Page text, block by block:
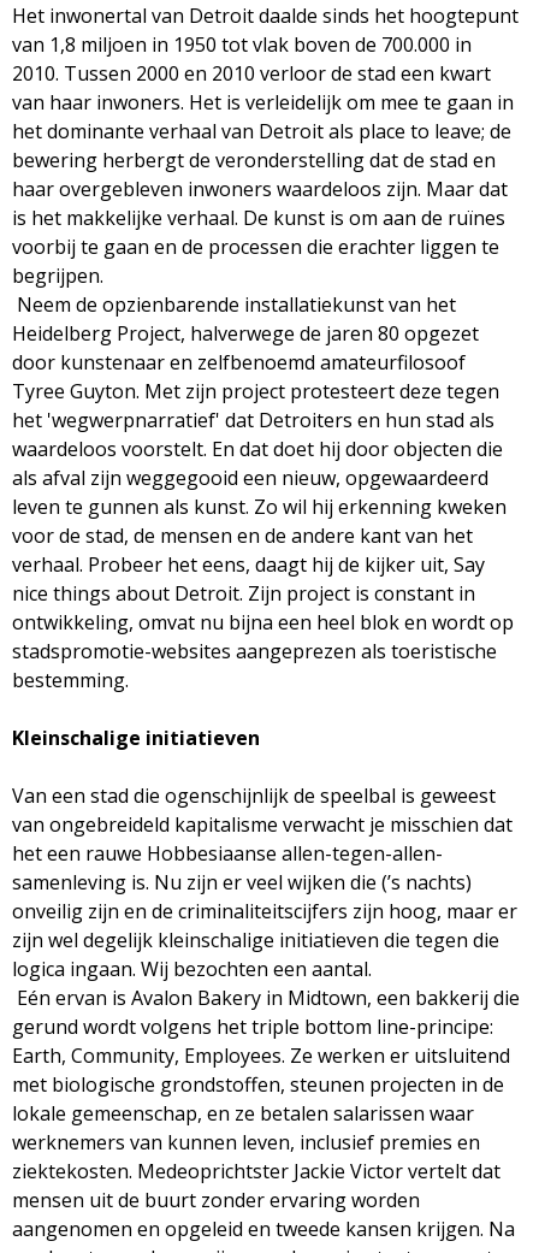
Het inwonertal van Detroit daalde sinds het hoogtepunt
van 1,8 miljoen in 1950 tot vlak boven de 700.000 in
2010. Tussen 2000 en 2010 verloor de stad een kwart
van haar inwoners. Het is verleidelijk om mee te gaan in
het dominante verhaal van Detroit als place to leave; de
bewering herbergt de veronderstelling dat de stad en
haar overgebleven inwoners waardeloos zijn. Maar dat
is het makkelijke verhaal. De kunst is om aan de ruïnes
voorbij te gaan en de processen die erachter liggen te
begrijpen.
Neem de opzienbarende installatiekunst van het
Heidelberg Project, halverwege de jaren 80 opgezet
door kunstenaar en zelfbenoemd amateurfilosoof
Tyree Guyton. Met zijn project protesteert deze tegen
het 'wegwerpnarratief' dat Detroiters en hun stad als
waardeloos voorstelt. En dat doet hij door objecten die
als afval zijn weggegooid een nieuw, opgewaardeerd
leven te gunnen als kunst. Zo wil hij erkenning kweken
voor de stad, de mensen en de andere kant van het
verhaal. Probeer het eens, daagt hij de kijker uit, Say
nice things about Detroit. Zijn project is constant in
ontwikkeling, omvat nu bijna een heel blok en wordt op
stadspromotie-websites aangeprezen als toeristische
bestemming.
Kleinschalige initiatieven
Van een stad die ogenschijnlijk de speelbal is geweest
van ongebreideld kapitalisme verwacht je misschien dat
het een rauwe Hobbesiaanse allen-tegen-allen-
samenleving is. Nu zijn er veel wijken die (’s nachts)
onveilig zijn en de criminaliteitscijfers zijn hoog, maar er
zijn wel degelijk kleinschalige initiatieven die tegen die
logica ingaan. Wij bezochten een aantal.
Eén ervan is Avalon Bakery in Midtown, een bakkerij die
gerund wordt volgens het triple bottom line-principe:
Earth, Community, Employees. Ze werken er uitsluitend
met biologische grondstoffen, steunen projecten in de
lokale gemeenschap, en ze betalen salarissen waar
werknemers van kunnen leven, inclusief premies en
ziektekosten. Medeoprichtster Jackie Victor vertelt dat
mensen uit de buurt zonder ervaring worden
aangenomen en opgeleid en tweede kansen krijgen. Na